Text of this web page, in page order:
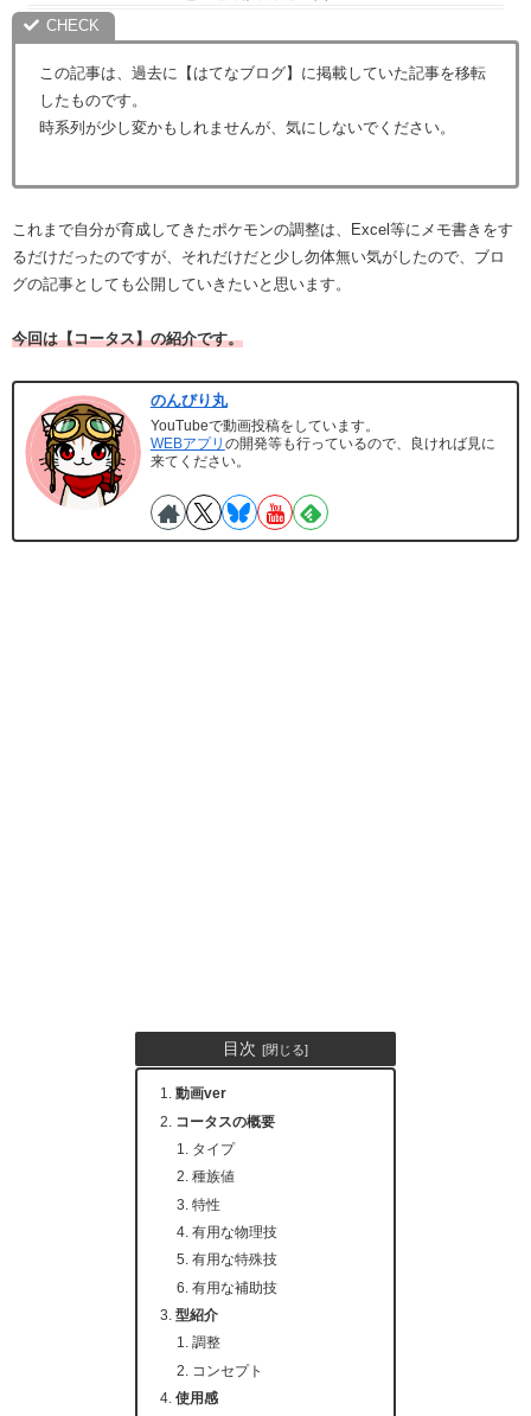
この記事は、過去に【はてなブログ】に掲載していた記事を移転
したものです。
時系列が少し変かもしれませんが、気にしないでください。
これまで自分が育成してきたポケモンの調整は、Excel等にメモ書きをす
るだけだったのですが、それだけだと少し勿体無い気がしたので、ブロ
グの記事としても公開していきたいと思います。
今回は【コータス】の紹介です。
のんびり丸
YouTubeで動画投稿をしています。
WEBアプリ の開発等も行っているので、良ければ見に
来てください。
目次
動画ver
コータスの概要
タイプ
種族値
特性
有用な物理技
有用な特殊技
有用な補助技
型紹介
調整
コンセプト
使用感